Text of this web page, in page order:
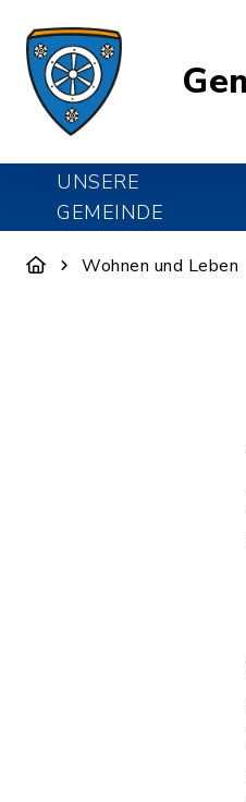
UNSERE
GEMEINDE
Wohnen und Leben